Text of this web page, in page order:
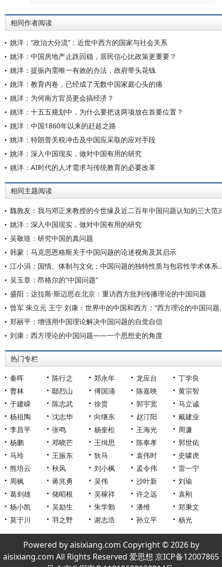
相同作者阅读
姚洋：“政治大分流”：近世中西方的国家与社会关系
姚洋：中国房地产止跌回稳，居民信心比政策更重要？
姚洋：提振内需唯一有效的办法，政府带头花钱
姚洋：教育内卷，已经成了无数中国家庭心头的痛
姚洋：为何南方官员更会搞经济？
姚洋：十五五规划中，为什么要把这两项放在首要位置？
姚洋：中国1860年以来的赶超之路
姚洋：特朗普关税冲击及中国应采取的应对手段
姚洋：深入中国现实，做对中国有用的研究
姚洋：AI时代的人才需求与传统教育的必要改革
相同主题阅读
魏敦友：我与邓正来教授的今世缘及近二百年中国问题认知的三大范
姚洋：深入中国现实，做对中国有用的研究
吴敬琏：研究中国的真问题
韩蒙：马克思恩格斯关于中国问题的论述视角及其启示
江小涓：国情、体制与文化：
吴玉章：昂格尔的“中国问题”
盛阳：达拉斯·斯迈思在北京：重访西方批判传播理论的中国问题
曾军 朱立元 王宁
郑丽平：增强用中国理论解决中国问题的自觉自信
刘康：西方理论的中国问题——一个思想史的角度
热门专栏
秦晖 陈行之 郑永年 龙应台
丁学良
曹林
鄢烈山 傅国涌 陈嘉映
黄宗智
于建嵘
陈志武 徐贲 郭宇宽
马立诚
杨祖陶
沈志华 向继东 赵汀阳
戴建业
李昌平
张鸣 杨奎松 王海光
周濂
杨鹏
邓晓芒 王缉思 陈奉孝
郭世佑
马玲
王振东 狄马 袁伟时
史啸虎
熊培云
秋风 刘小枫 孟令伟
雷一宁
周枫
蒋兆勇 吴伟 沙叶新
刘瑜
葛剑雄
储昭根 吴稼祥 许之远
袁刚
杨小凯
吴励生 朱学勤 潘维
郑秉文
莫于川
羽之野 谢志浩 孙立平 杨光
Powered by aisixiang.com Copyright © 2026 by
aisixiang.com All Rights Reserved 爱思想 京ICP备12007865